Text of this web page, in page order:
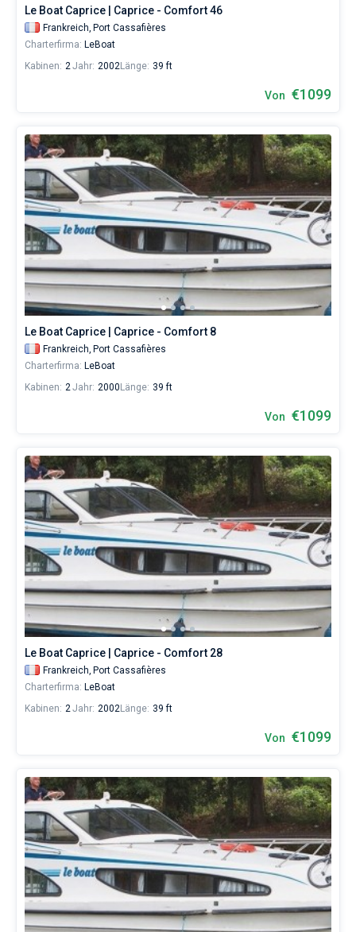
Le Boat Caprice | Caprice - Comfort 46
Frankreich, Port Cassafières
Charterfirma: LeBoat
Kabinen: 2Jahr: 2002Länge: 39 ft
Von €1099
Le Boat Caprice | Caprice - Comfort 8
Frankreich, Port Cassafières
Charterfirma: LeBoat
Kabinen: 2Jahr: 2000 Länge: 39 ft
Von €1099
Le Boat Caprice | Caprice - Comfort 28
Frankreich, Port Cassafières
Charterfirma: LeBoat
Kabinen: 2Jahr: 2002Länge: 39 ft
Von €1099